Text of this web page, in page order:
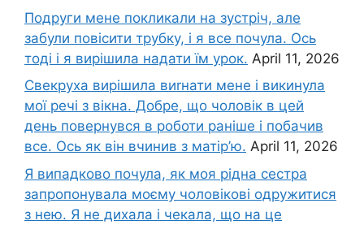
Подруги мене покликали на зустріч, але
забули повісити трубку, і я все почула. Ось
тоді і я вирішила надати їм урок. April 11, 2026
Свекруха вирішила виrнати мене і викинула
мої речі з вікна. Добре, що чоловік в цей
день повернувся в роботи раніше і побачив
все. Ось як він вчинив з матір’ю. April 11, 2026
Я випадково почула, як моя рідна сестра
запропонувала моєму чоловікові одружитися
з нею. Я не дихала і чекала, що на це